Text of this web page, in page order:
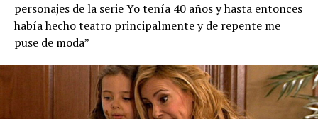
personajes de la serie Yo tenía 40 años y hasta entonces
había hecho teatro principalmente y de repente me
puse de moda”